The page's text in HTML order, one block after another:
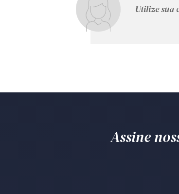
Utilize sua
Assine